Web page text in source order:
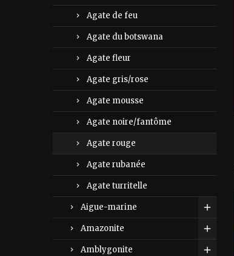
Agate de feu
Agate du botswana
Agate fleur
Agate gris/rose
Agate mousse
Agate noire/fantôme
Agate rouge
Agate rubanée
Agate turritelle
Aigue-marine
Amazonite
Amblygonite